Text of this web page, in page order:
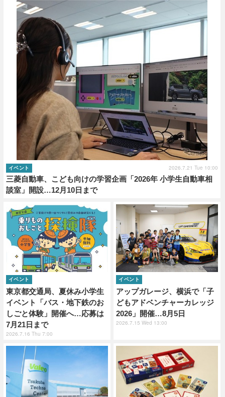
三菱自動車、こども向けの学習企画「2026年 小学生自動車相
談室」開設…12月10日まで
イベント 2026.7.21 Tue 10:00
東京都交通局、夏休み小学生
イベント「バス・地下鉄のお
しごと体験」開催へ…応募は
7月21日まで
イベント
2026.7.16 Thu 7:00
アップガレージ、横浜で「子
どもアドベンチャーカレッジ
2026」開催…8月5日
イベント
2026.7.15 Wed 13:00